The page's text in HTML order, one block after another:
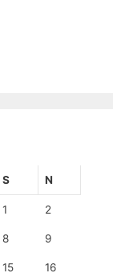
S N
1 2
8 9
15 16